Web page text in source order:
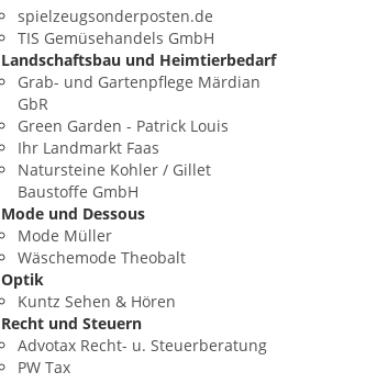
spielzeugsonderposten.de
TIS Gemüsehandels GmbH
Landschaftsbau und Heimtierbedarf
Grab- und Gartenpflege Märdian
GbR
Green Garden - Patrick Louis
Ihr Landmarkt Faas
Natursteine Kohler / Gillet
Baustoffe GmbH
Mode und Dessous
Mode Müller
Wäschemode Theobalt
Optik
Kuntz Sehen & Hören
Recht und Steuern
Advotax Recht- u. Steuerberatung
PW Tax